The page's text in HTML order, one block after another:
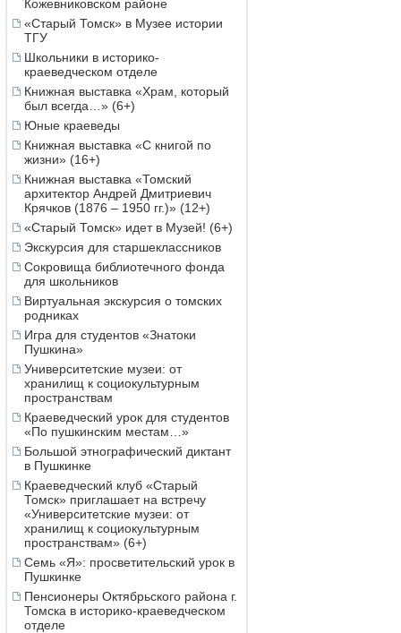
Кожевниковском районе
«Старый Томск» в Музее истории
ТГУ
Школьники в историко-
краеведческом отделе
Книжная выставка «Храм, который
был всегда…» (6+)
Юные краеведы
Книжная выставка «С книгой по
жизни» (16+)
Книжная выставка «Томский
архитектор Андрей Дмитриевич
Крячков (1876 – 1950 гг.)» (12+)
«Старый Томск» идет в Музей! (6+)
Экскурсия для старшеклассников
Сокровища библиотечного фонда
для школьников
Виртуальная экскурсия о томских
родниках
Игра для студентов «Знатоки
Пушкина»
Университетские музеи: от
хранилищ к социокультурным
пространствам
Краеведческий урок для студентов
«По пушкинским местам…»
Большой этнографический диктант
в Пушкинке
Краеведческий клуб «Старый
Томск» приглашает на встречу
«Университетские музеи: от
хранилищ к социокультурным
пространствам» (6+)
Семь «Я»: просветительский урок в
Пушкинке
Пенсионеры Октябрьского района г.
Томска в историко-краеведческом
отделе